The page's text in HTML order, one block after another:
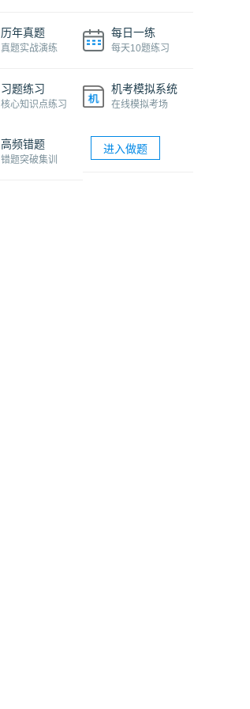
费课程
机考系统操作流程及画图讲解
软考网络工程师视频课程
历年真题
真题实战演练
每日一练
每天10题练习
习题练习
核心知识点练习
机考模拟系统
在线模拟考场
高频错题
错题突破集训
进入做题